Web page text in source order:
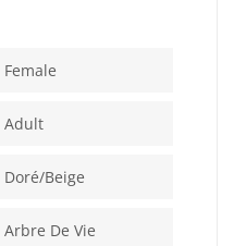
Female
Adult
Doré/beige
Arbre De Vie